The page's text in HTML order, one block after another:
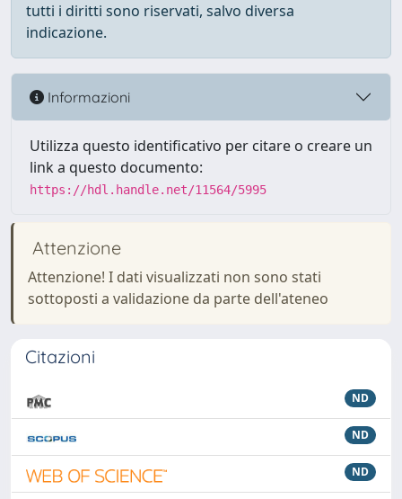
tutti i diritti sono riservati, salvo diversa
indicazione.
Informazioni
Utilizza questo identificativo per citare o creare un
link a questo documento:
https://hdl.handle.net/11564/5995
Attenzione
Attenzione! I dati visualizzati non sono stati
sottoposti a validazione da parte dell'ateneo
Citazioni
ND
ND
ND